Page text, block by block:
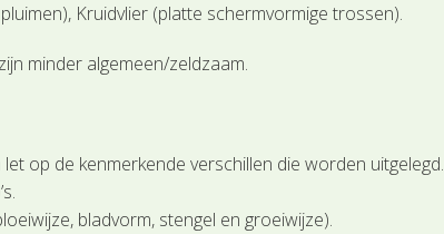
Kruidvlier (platte schermvormige trossen).
minder algemeen/zeldzaam.
op de kenmerkende verschillen die worden uitgelegd.
bladvorm, stengel en groeiwijze).